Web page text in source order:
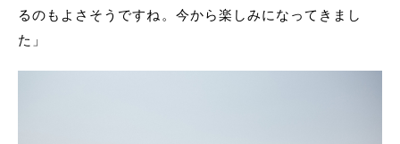
るのもよさそうですね。今から楽しみになってきまし
た」